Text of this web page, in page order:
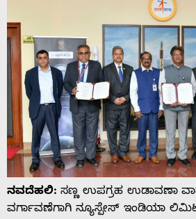
ನವದೆಹಲಿ: ಸಣ್ಣ ಉಪಗ್ರಹ ಉಡಾವಣಾ
ವರ್ಗಾವಣೆಗಾಗಿ ನ್ಯೂಸ್ಪೇಸ್ ಇಂಡಿಯಾ